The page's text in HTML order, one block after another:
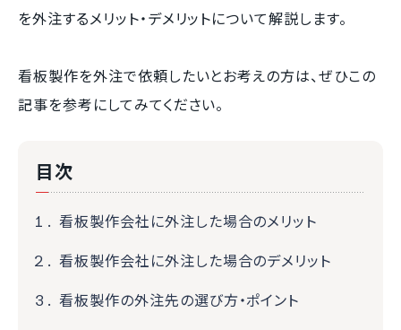
を外注するメリット・デメリットについて解説します。
看板製作を外注で依頼したいとお考えの方は、ぜひこの
記事を参考にしてみてください。
目次
看板製作会社に外注した場合のメリット
看板製作会社に外注した場合のデメリット
看板製作の外注先の選び方・ポイント